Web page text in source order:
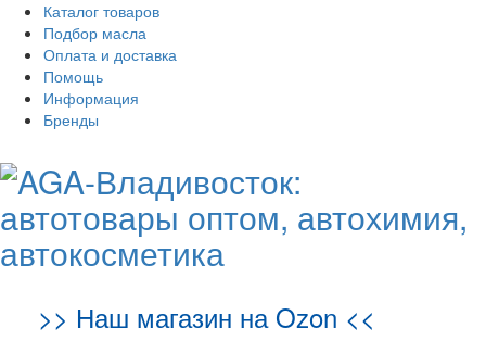
Каталог товаров
Подбор масла
Оплата и доставка
Помощь
Информация
Бренды
>> Наш магазин на Ozon <<